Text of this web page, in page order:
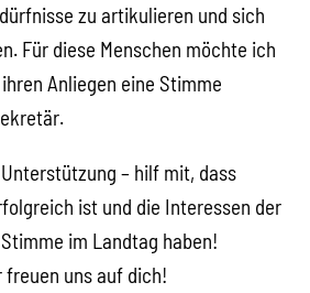
zu artikulieren und sich
Für diese Menschen möchte ich
Anliegen eine Stimme
– hilf mit, dass
ist und die Interessen der
im Landtag haben!
uns auf dich!